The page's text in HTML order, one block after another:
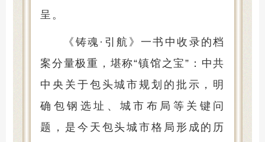
呈。
《铸魂·引航》一书中收录的档
案分量极重，堪称“镇馆之宝”：中共
中央关于包头城市规划的批示，明
确包钢选址、城市布局等关键问
题，是今天包头城市格局形成的历